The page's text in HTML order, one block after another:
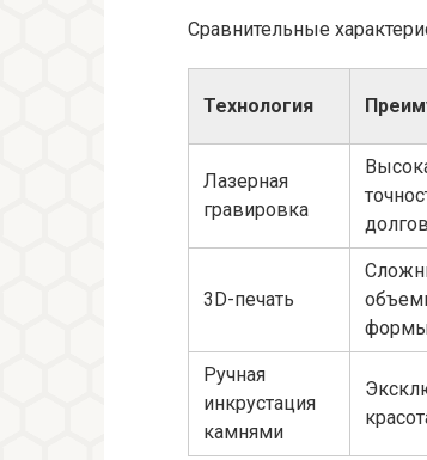
Сравнительные
Технология
Лазерная
гравировка
3D-печать
Ручная
инкрустация
камнями